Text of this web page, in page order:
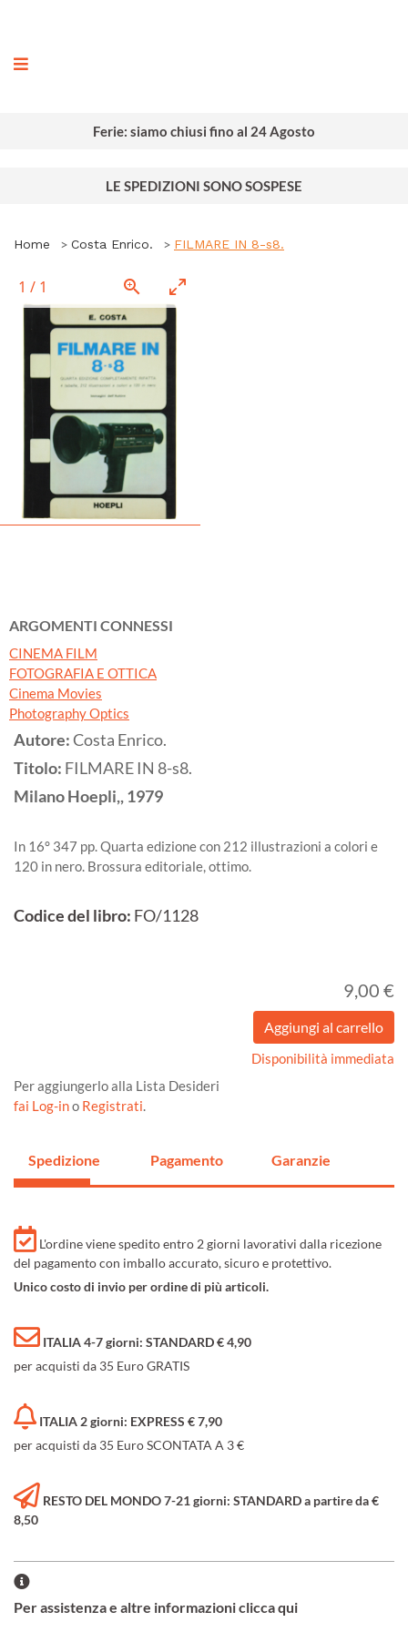
Ferie: siamo chiusi fino al 24 Agosto
LE SPEDIZIONI SONO SOSPESE
Home Costa Enrico. FILMARE IN 8-s8.
1 / 1
ARGOMENTI CONNESSI
CINEMA FILM
FOTOGRAFIA E OTTICA
Cinema Movies
Photography Optics
Autore:Costa Enrico.
Titolo: FILMARE IN 8-s8.
MilanoHoepli,,1979
In 16° 347 pp. Quarta edizione con 212 illustrazioni a colori e
120 in nero. Brossura editoriale, ottimo.
Codice del libro: FO/1128
9,00 €
Disponibilità immediata
Per aggiungerlo alla Lista Desideri
fai Log-ino Registrati.
Spedizione Pagamento Garanzie
L'ordine viene spedito entro 2 giorni lavorativi dalla ricezione
del pagamento con imballo accurato, sicuro e protettivo.
Unico costo di invio per ordine di più articoli.
ITALIA 4-7 giorni: STANDARD € 4,90
per acquisti da 35 Euro GRATIS
ITALIA 2 giorni: EXPRESS € 7,90
per acquisti da 35 Euro SCONTATA A 3 €
RESTO DEL MONDO 7-21 giorni: STANDARD a partire da €
8,50
Per assistenza e altre informazioni clicca qui